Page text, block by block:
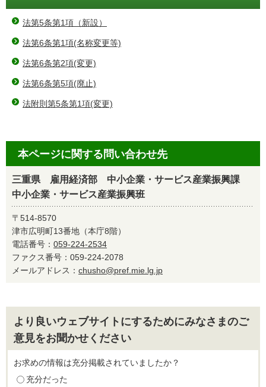
法第5条第1項（新設）
法第6条第1項(名称変更等)
法第6条第2項(変更)
法第6条第5項(廃止)
法附則第5条第1項(変更)
本ページに関する問い合わせ先
三重県 雇用経済部 中小企業・サービス産業振興課
中小企業・サービス産業振興班
〒514-8570
津市広明町13番地（本庁8階）
電話番号： 059-224-2534
ファクス番号：059-224-2078
メールアドレス： chusho@pref.mie.lg.jp
より良いウェブサイトにするためにみなさまのご
意見をお聞かせください
お求めの情報は充分掲載されていましたか？
充分だった